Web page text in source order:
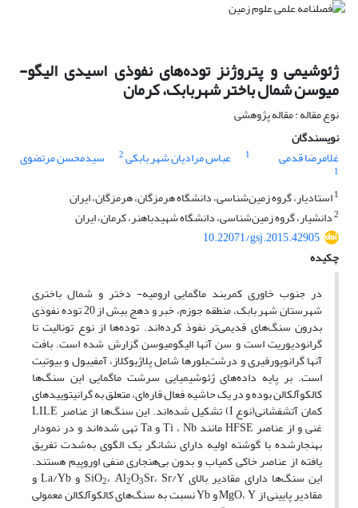
ژئوشیمی و پتروژنز توده‌های نفوذی اسیدی الیگو-
میوسن شمال باختر شهربابک، کرمان
نوع مقاله : مقاله پژوهشی
نویسندگان
غلامرضا قدمی
1 عباس مرادیان شهر بابکی2 سیدمحسن مرتضوی
1
1استادیار، گروه زمین‌شناسی، دانشگاه هرمزگان، هرمزگان، ایران
2دانشیار، گروه زمین‌شناسی، دانشگاه شهیدباهنر، کرمان، ایران
10.22071/gsj.2015.42905
چکیده
در جنوب خاوری کمربند ماگمایی ارومیه- دختر و شمال باختری
شهرستان شهر بابک، منطقه جوزم، خبر و دهج بیش از 20 توده نفوذی
بدرون سنگ‌های قدیمی‌تر نفوذ کرده‌اند. توده‌ها از نوع تونالیت تا
گرانودیوریت است و سن آنها الیگومیوسن گزارش شده است. بافت
آنها گرانوپورفیری و درشت‌بلورها شامل پلاژیوکلاز، آمفیبول و بیوتیت
است. بر پایه داده‌های ژئوشیمیایی سرشت ماگمایی این سنگ‌ها
کالکوآلکالن بوده و در یک حاشیه فعال قاره‌ای، متعلق به گرانیتوییدهای
کمان آتشفشانی(نوع I) تشکیل شده‌اند. این سنگ‌ها از عناصر LILE
غنی و از عناصر HFSE مانند Ti ، Nb و Ta تهی شده‌اند و در نمودار
بهنجارشده با گوشته اولیه دارای نشانگر یک الگوی به‌شدت تفریق
یافته از عناصر خاکی کمیاب و بدون بی‌هنجاری منفی اوروپیم هستند.
این سنگ‌ها دارای مقادیر بالای SiO 2، ,Al2O3 Sr، Sr/Y و La/Yb و
مقادیر پایینی از MgO، Y و Yb نسبت به سنگ‌های کالکوآلکالن معمولی